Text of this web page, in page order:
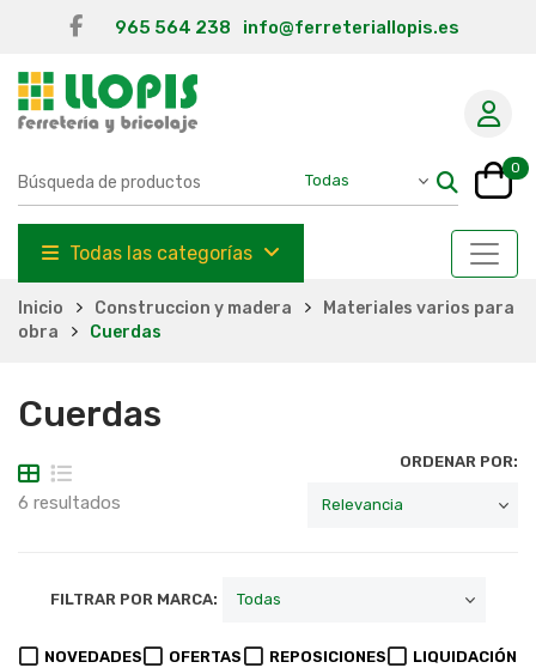
965 564 238 info@ferreteriallopis.es
0
Todas las categorías
Inicio Construccion y madera
Materiales varios para
obra
Cuerdas
Cuerdas
6 resultados
ORDENAR POR:
FILTRAR POR MARCA:
NOVEDADES OFERTAS REPOSICIONES LIQUIDACIÓN